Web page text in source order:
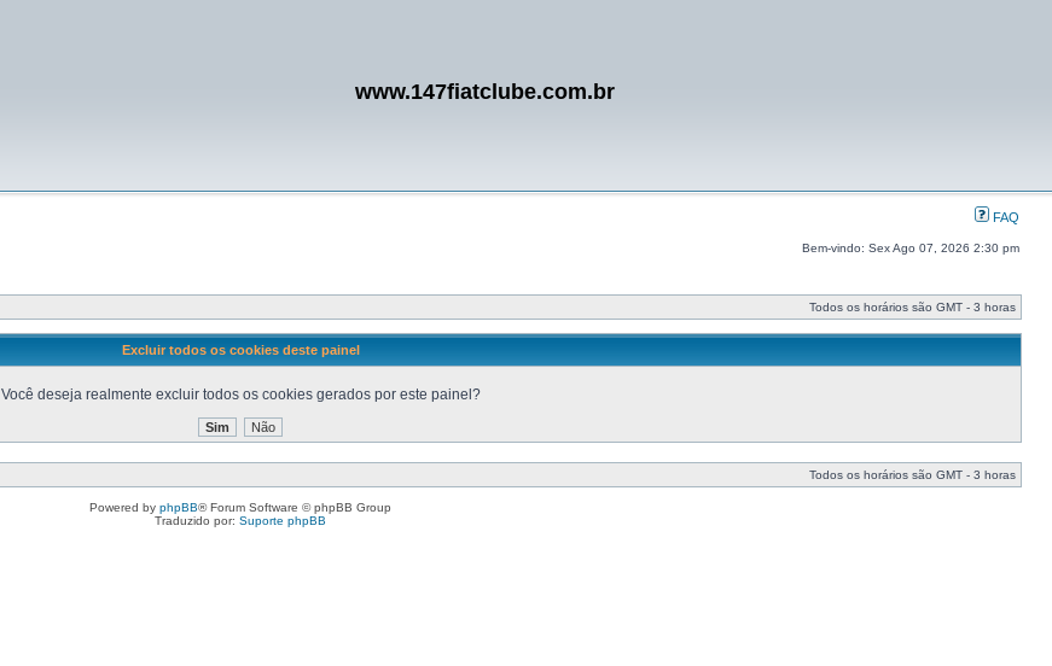
www.147fiatclube.com.br
FAQ
Bem-vindo: Sex Ago 07, 2026 2:30 pm
Todos os horários são GMT - 3 horas
Excluir todos os cookies deste painel
Você deseja realmente excluir todos os cookies gerados por este painel?
Todos os horários são GMT - 3 horas
Powered by phpBB® Forum Software © phpBB Group
Traduzido por: Suporte phpBB